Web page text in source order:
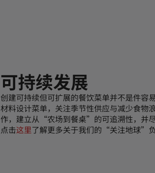
可持续发展
创建可持续但可扩展的餐饮菜单并不是件容
材料设计菜单，关注季节性供应与减少食物
作，建立从“农场到餐桌”的可追溯性，并
点击这里了解更多关于我们的“关注地球”负